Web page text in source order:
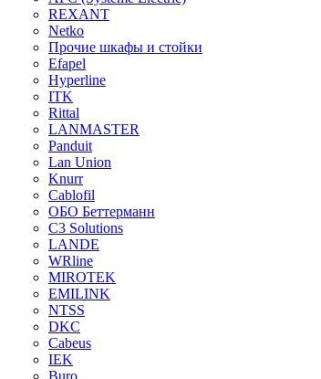
REXANT
Netko
Прочие шкафы и стойки
Efapel
Hyperline
ITK
Rittal
LANMASTER
Panduit
Lan Union
Knurr
Cablofil
ОБО Беттерманн
C3 Solutions
LANDE
WRline
MIROTEK
EMILINK
NTSS
DKC
Cabeus
IEK
Buro